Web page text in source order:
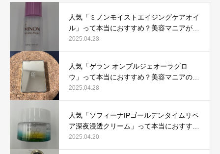
人気「ミノンモイストエイジングケアオイ
ル」って本当におすすめ？美容マニアが実
際使用して口コミを検証！
2025.04.28
人気「ゲラン オンブルジェオーラグロ
ウ」って本当におすすめ？美容マニアの私
が実際使用して、口コミを検証！
2025.04.28
人気「ソフィーナIPゴールデンタイムリペ
ア深夜浸透クリーム」って本当におすす
め？美容マニアが実際使用して口コミを検
証！
2025.04.20